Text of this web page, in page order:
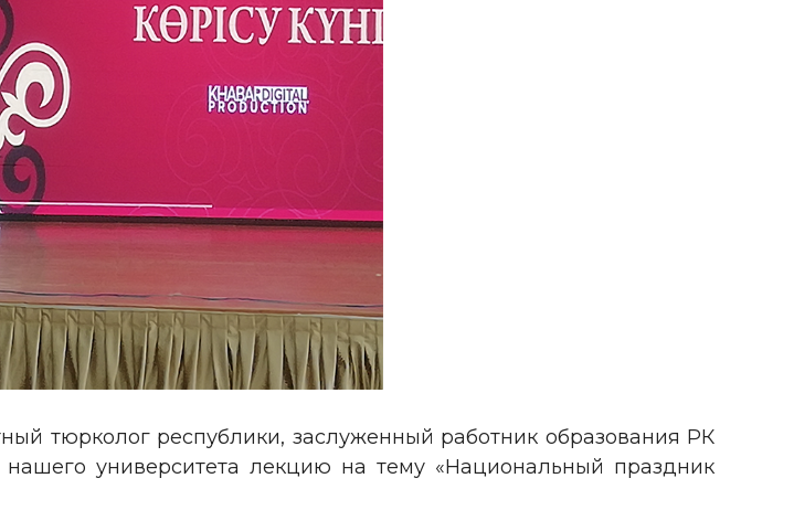
тюрколог республики, заслуженный работник образования РК
университета лекцию на тему «Национальный праздник